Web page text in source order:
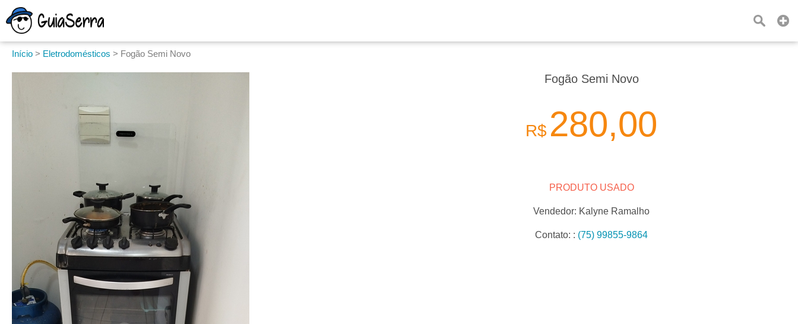
Início > Eletrodomésticos > Fogão Semi Novo
Fogão Semi Novo
R$ 280,00
PRODUTO USADO
Vendedor: Kalyne Ramalho
Contato: : (75) 99855-9864